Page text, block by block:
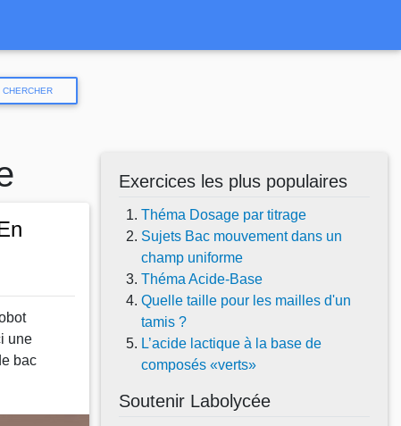
CHERCHER
une
bac
Exercices les plus populaires
Théma Dosage par titrage
Sujets Bac mouvement dans un
champ uniforme
Théma Acide-Base
Quelle taille pour les mailles d'un
tamis ?
L’acide lactique à la base de
composés «verts»
Soutenir Labolycée